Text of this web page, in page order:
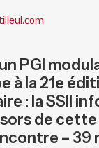
PGI
la 21e
: la SSII
de
– 39